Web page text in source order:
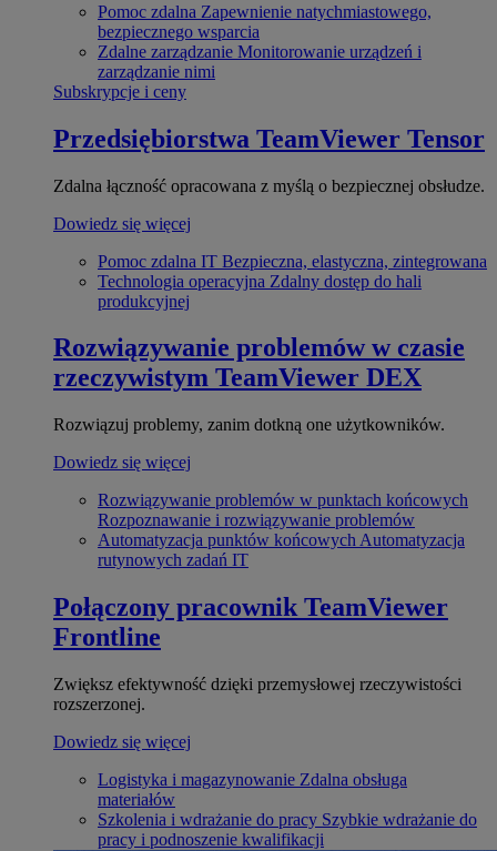
Pomoc zdalna Zapewnienie natychmiastowego,
bezpiecznego wsparcia
Zdalne zarządzanie Monitorowanie urządzeń i
zarządzanie nimi
Subskrypcje i ceny
Przedsiębiorstwa TeamViewer Tensor
Zdalna łączność opracowana z myślą o bezpiecznej obsłudze.
Dowiedz się więcej
Pomoc zdalna IT Bezpieczna, elastyczna, zintegrowana
Technologia operacyjna Zdalny dostęp do hali
produkcyjnej
Rozwiązywanie problemów w czasie
rzeczywistym TeamViewer DEX
Rozwiązuj problemy, zanim dotkną one użytkowników.
Dowiedz się więcej
Rozwiązywanie problemów w punktach końcowych
Rozpoznawanie i rozwiązywanie problemów
Automatyzacja punktów końcowych Automatyzacja
rutynowych zadań IT
Połączony pracownik TeamViewer
Frontline
Zwiększ efektywność dzięki przemysłowej rzeczywistości
rozszerzonej.
Dowiedz się więcej
Logistyka i magazynowanie Zdalna obsługa
materiałów
Szkolenia i wdrażanie do pracy Szybkie wdrażanie do
pracy i podnoszenie kwalifikacji